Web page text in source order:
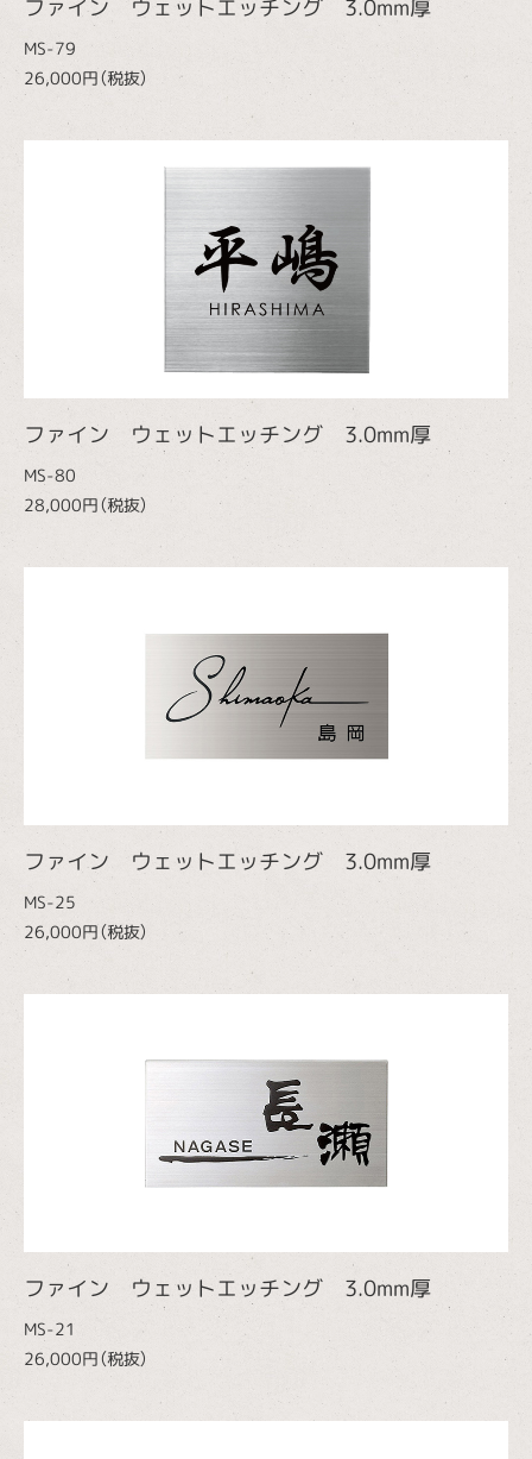
ファイン ウェットエッチング 3.0mm厚
MS-79
26,000円（税抜）
ファイン ウェットエッチング 3.0mm厚
MS-80
28,000円（税抜）
ファイン ウェットエッチング 3.0mm厚
MS-25
26,000円（税抜）
ファイン ウェットエッチング 3.0mm厚
MS-21
26,000円（税抜）